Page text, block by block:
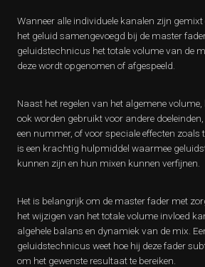
Wanneer alle individuele kanalen zijn
het geluid samengevoegd bij de master
geluidstechnicus het totale volume van de
deze wordt opgenomen of afgespeeld.
Naast het regelen van het algemene
ook worden gebruikt voor andere
een nummer, of voor speciale effecten zoals
is een krachtig hulpmiddel waarmee
kunnen zijn en hun mixen kunnen verfijnen.
Het is belangrijk om de master fader met
het wijzigen van het totale volume invloed
algehele balans en dynamiek van de mix.
geluidstechnicus weet hoe hij deze fader
om het gewenste resultaat te bereiken.